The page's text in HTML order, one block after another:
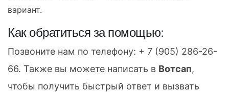
вариант.
Как обратиться за помощью:
Позвоните нам по телефону: + 7 (905) 286-26-
66. Также вы можете написать в Вотсап,
чтобы получить быстрый ответ и вызвать